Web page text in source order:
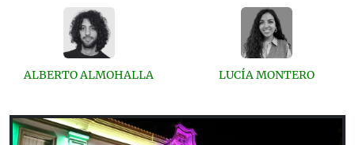
ALBERTO ALMOHALLA LUCÍA MONTERO